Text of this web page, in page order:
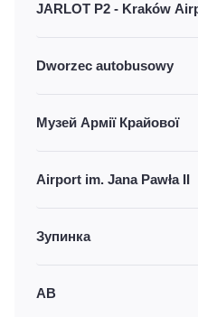
JARLOT P2 - Kraków
Dworzec autobusowy
Музей Армії Крайової
Airport im. Jana Pawła II
Зупинка
АВ